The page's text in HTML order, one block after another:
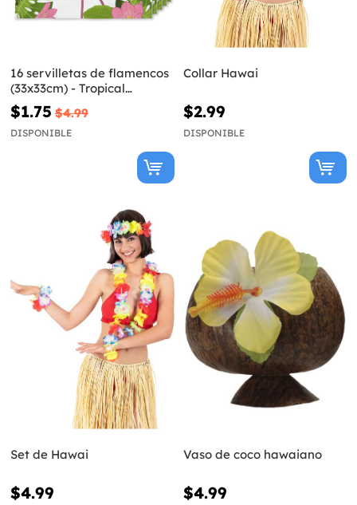
16 servilletas de flamencos
(33x33cm) - Tropical
flamingos
$1.75 $4.99
DISPONIBLE
Collar Hawai
$2.99
DISPONIBLE
Set de Hawai
$4.99
Vaso de coco hawaiano
$4.99